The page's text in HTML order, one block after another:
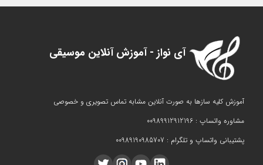
آی نواز - آموزش آنلاین موسیقی
آموزش کلیه سازها به صورت آنلاین مشابه تماس تصویری و خصوصی
مشاوره واتساپ : 00989912912196
پشتیبانی واتساپ و تلگرام : 00989190985707